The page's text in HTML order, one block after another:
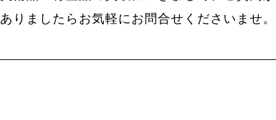
ありましたらお気軽にお問合せくださいませ。